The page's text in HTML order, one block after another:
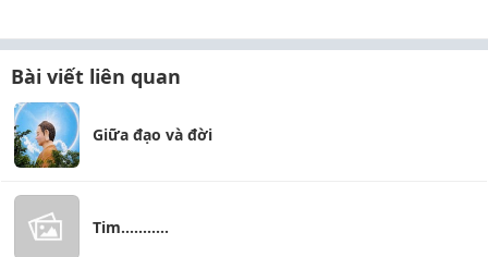
Bài viết liên quan
Giữa đạo và đời
Tim...........